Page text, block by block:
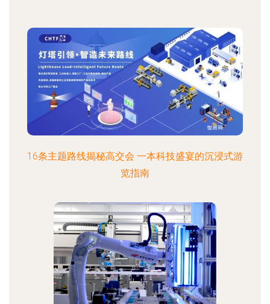
16条主题路线揭秘高交会 一本科技盛宴的沉浸式游
览指南